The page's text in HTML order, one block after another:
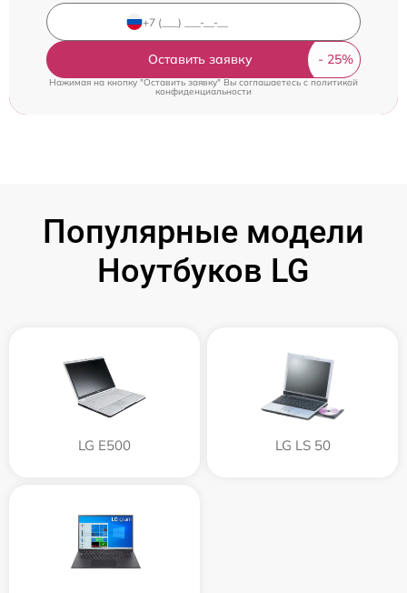
Оставить заявку
Нажимая на кнопку "Оставить заявку" Вы соглашаетесь c политикой
конфиденциальности
Популярные модели
Ноутбуков LG
LG E500 LG LS 50